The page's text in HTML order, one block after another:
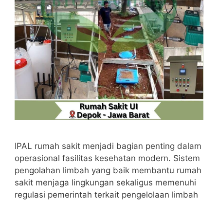
IPAL rumah sakit menjadi bagian penting dalam
operasional fasilitas kesehatan modern. Sistem
pengolahan limbah yang baik membantu rumah
sakit menjaga lingkungan sekaligus memenuhi
regulasi pemerintah terkait pengelolaan limbah